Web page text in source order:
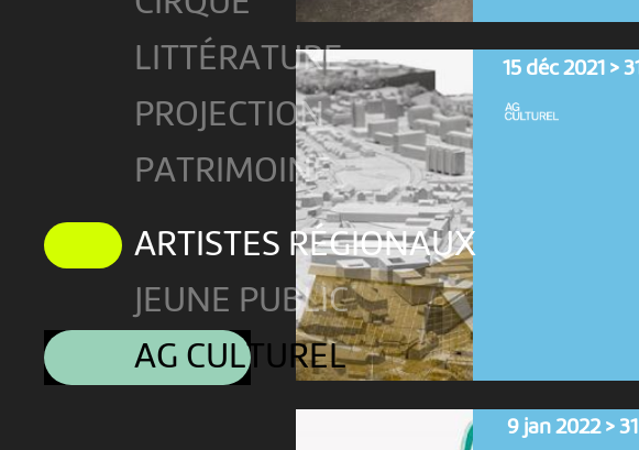
LITTÉRATURE
PROJECTION
PATRIMOINE
ARTISTES RÉGIONAUX
JEUNE PUBLIC
AG CULTUREL
15 déc 2021 >
9 jan 2022 >